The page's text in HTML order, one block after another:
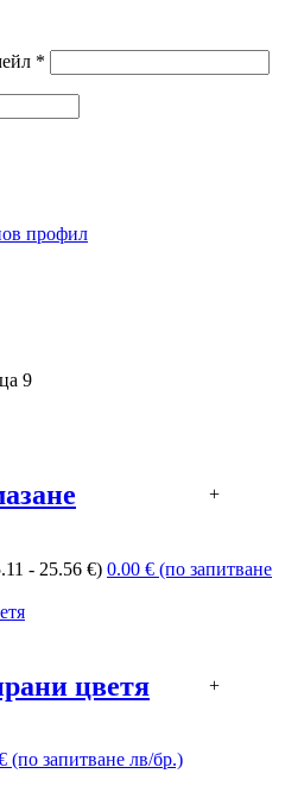
*
профил
9
+
- 25.56 €) 0.00 € (по запитване
цветя +
(по запитване лв/бр.)